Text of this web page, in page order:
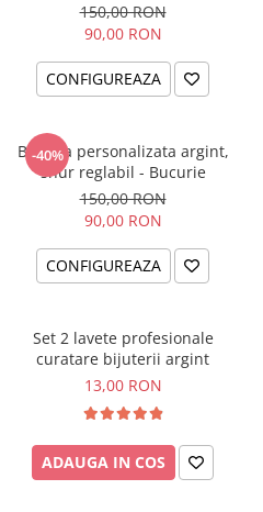
150,00 RON
90,00 RON
CONFIGUREAZA
-40%
Bratara personalizata argint,
snur reglabil - Bucurie
150,00 RON
90,00 RON
CONFIGUREAZA
Set 2 lavete profesionale
curatare bijuterii argint
13,00 RON
ADAUGA IN COS